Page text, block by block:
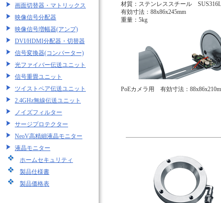
画面切替器・マトリックス
映像信号分配器
映像信号増幅器(アンプ)
DVI/HDMI分配器・切替器
信号変換器(コンバーター)
光ファイバー伝送ユニット
信号重畳ユニット
ツイストペア伝送ユニット
2.4GHz無線伝送ユニット
ノイズフィルター
サージプロテクター
NeoV高精細液晶モニター
液晶モニター
ホームセキュリティ
製品仕様書
製品価格表
材質：ステンレススチール SUS316L
有効寸法：88x86x245mm
重量：5kg
PoEカメラ用 有効寸法：